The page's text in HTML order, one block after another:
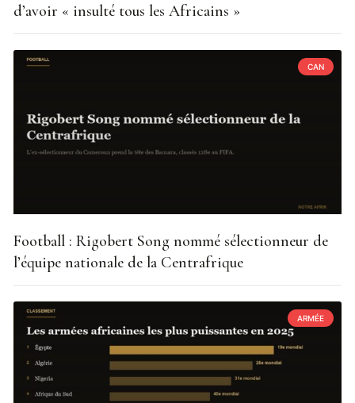
d’avoir « insulté tous les Africains »
CAN
Football : Rigobert Song nommé sélectionneur de
l’équipe nationale de la Centrafrique
ARMÉE